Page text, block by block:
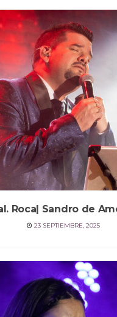
Roca| Sandro de
23 SEPTIEMBRE, 2025